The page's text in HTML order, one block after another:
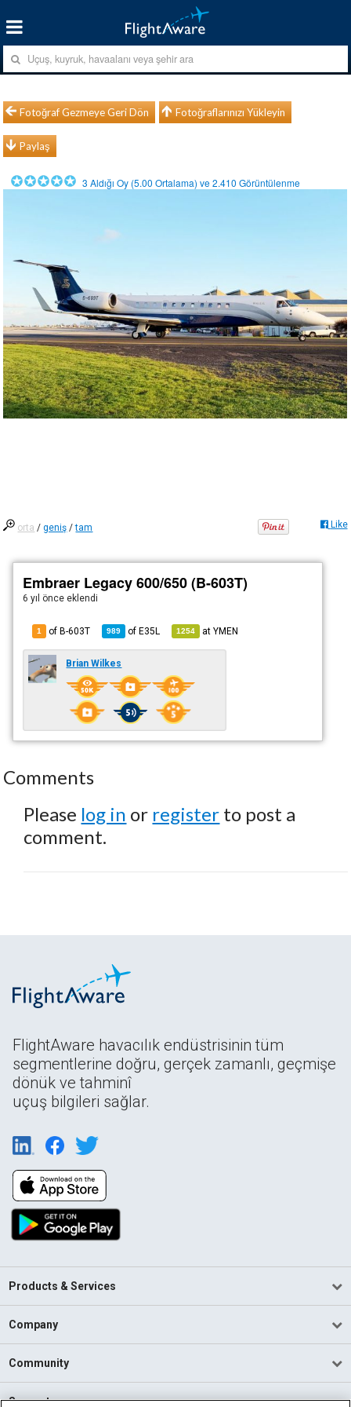
Fotoğraf Gezmeye Geri Dön Fotoğraflarınızı Yükleyin
Paylaş
3 Aldığı Oy (5.00 Ortalama) ve2.410 Görüntülenme
orta /geniş /tam Like
Embraer Legacy 600/650 (B-603T)
6 yıl önce eklendi
1 of B-603T 989 ofE35L 1254 atYMEN
Brian Wilkes
Comments
Please log in or register to post a
comment.
FlightAware havacılık endüstrisinin tüm
segmentlerine doğru, gerçek zamanlı, geçmişe
dönük ve tahminî
uçuş bilgileri sağlar.
Products & Services
Company
Community
Support